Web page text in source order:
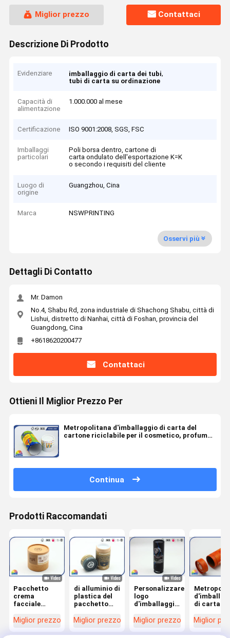
Miglior prezzo Contattaci
Descrizione Di Prodotto
Evidenziare imballaggio di carta dei tubi,
tubi di carta su ordinazione
Capacità di
alimentazione
1.000.000 al mese
Certificazione ISO 9001:2008, SGS, FSC
Imballaggi
particolari
Poli borsa dentro, cartone di
carta ondulato dell'esportazione K=K
o secondo i requisiti del cliente
Luogo di
origine
Guangzhou, Cina
Marca NSWPRINTING
Osservi più
Dettagli Di Contatto
Mr. Damon
No.4, Shabu Rd, zona industriale di Shachong Shabu, città di
Lishui, distretto di Nanhai, città di Foshan, provincia del
Guangdong, Cina
+8618620200477
Contattaci
Ottieni Il Miglior Prezzo Per
Metropolitana d'imballaggio di carta del
cartone riciclabile per il cosmetico, profumo,
Continua
Prodotti Raccomandati
Pacchetto
crema
facciale
di carta su
metropolitana
Miglior prezzo
di alluminio di
plastica del
pacchetto
della
della carta
Miglior prezzo
Personalizzare
logo
d'imballaggio
dell'OEM del
di cilindro del
Miglior prezzo
di carta
per
Miglior